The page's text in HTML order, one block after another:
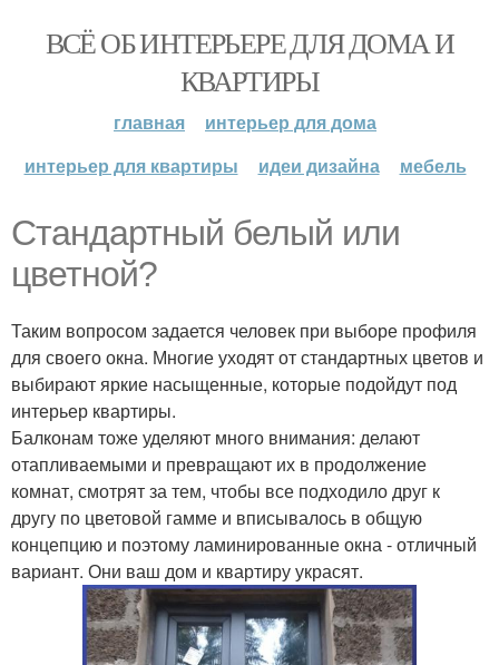
ВСЁ ОБ ИНТЕРЬЕРЕ ДЛЯ ДОМА И
КВАРТИРЫ
главная
интерьер для дома
интерьер для квартиры
идеи дизайна мебель
Стандартный белый или
цветной?
Таким вопросом задается человек при выборе профиля
для своего окна. Многие уходят от стандартных цветов и
выбирают яркие насыщенные, которые подойдут под
интерьер квартиры.
Балконам тоже уделяют много внимания: делают
отапливаемыми и превращают их в продолжение
комнат, смотрят за тем, чтобы все подходило друг к
другу по цветовой гамме и вписывалось в общую
концепцию и поэтому ламинированные окна - отличный
вариант. Они ваш дом и квартиру украсят.